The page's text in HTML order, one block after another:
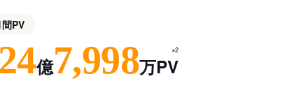
間PV
億7,998万PV
※2